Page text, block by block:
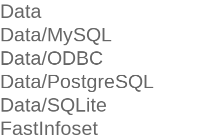
Data
Data/MySQL
Data/ODBC
Data/PostgreSQL
Data/SQLite
FastInfoset